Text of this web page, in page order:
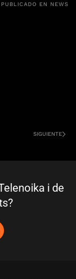
EN NEWS
SIGUIENTE
i de